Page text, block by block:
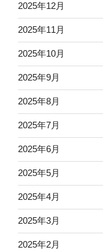
2025年12月
2025年11月
2025年10月
2025年9月
2025年8月
2025年7月
2025年6月
2025年5月
2025年4月
2025年3月
2025年2月